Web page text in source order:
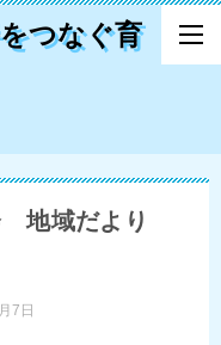
つなぐ育
地域だより
7日